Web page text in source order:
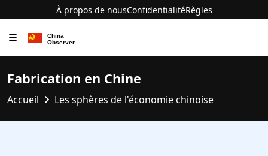
À propos de nousConfidentialitéRègles
☰
Fabrication en Chine
Accueil Les sphères de l'économie chinoise